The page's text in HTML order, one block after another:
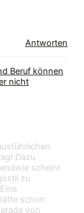
Antworten
Beruf können
nicht
Dazu
scheint
zu
schon
von